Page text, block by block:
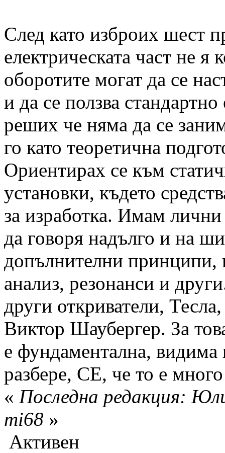
След като изброих шест
електрическата част не
оборотите могат да се
и да се ползва
реших че няма да се
го като теоретична
Ориентирах се към
установки, където
за изработка. Имам лични
да говоря надълго и на
допълнителни принципи,
анализ, резонанси и
други откриватели,
Виктор Шаубергер. За
е фундаментална, видима
разбере, СЕ, че то е
« Последна редакция:
mi68 »
Активен